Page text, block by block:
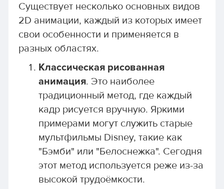
Существует несколько основных видов
2D анимации, каждый из которых имеет
свои особенности и применяется в
разных областях.
Классическая рисованная
анимация. Это наиболее
традиционный метод, где каждый
кадр рисуется вручную. Яркими
примерами могут служить старые
мультфильмы Disney, такие как
"Бэмби" или "Белоснежка". Сегодня
этот метод используется реже из-за
высокой трудоёмкости.